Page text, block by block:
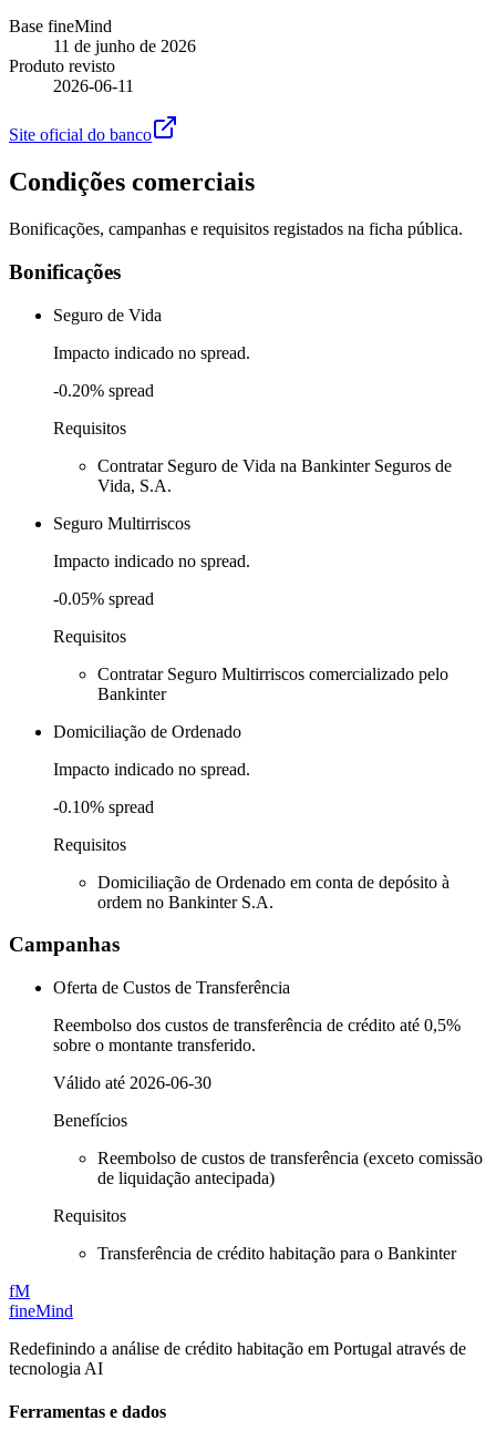
Base fineMind
11 de junho de 2026
Produto revisto
2026-06-11
Site oficial do banco
Condições comerciais
Bonificações, campanhas e requisitos registados na ficha pública.
Bonificações
Seguro de Vida
Impacto indicado no spread.
-0.20% spread
Requisitos
Contratar Seguro de Vida na Bankinter Seguros de
Vida, S.A.
Seguro Multirriscos
Impacto indicado no spread.
-0.05% spread
Requisitos
Contratar Seguro Multirriscos comercializado pelo
Bankinter
Domiciliação de Ordenado
Impacto indicado no spread.
-0.10% spread
Requisitos
Domiciliação de Ordenado em conta de depósito à
ordem no Bankinter S.A.
Campanhas
Oferta de Custos de Transferência
Reembolso dos custos de transferência de crédito até 0,5%
sobre o montante transferido.
Válido até 2026-06-30
Benefícios
Reembolso de custos de transferência (exceto comissão
de liquidação antecipada)
Requisitos
Transferência de crédito habitação para o Bankinter
fM
fineMind
Redefinindo a análise de crédito habitação em Portugal através de
tecnologia AI
Ferramentas e dados